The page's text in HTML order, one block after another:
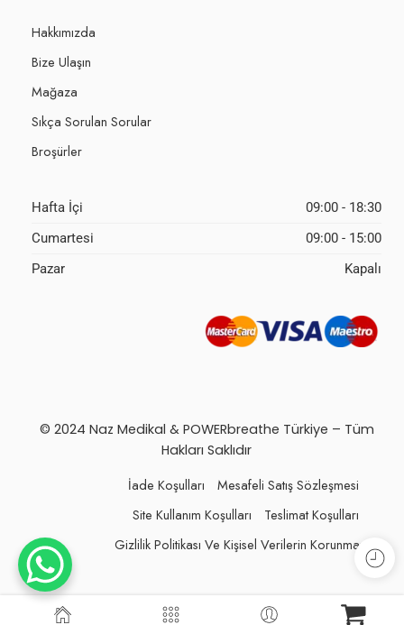
Hakkımızda
Bize Ulaşın
Mağaza
Sıkça Sorulan Sorular
Broşürler
Hafta İçi
09:00 - 18:30
Cumartesi
09:00 - 15:00
Pazar
Kapalı
© 2024 Naz Medikal & POWERbreathe Türkiye – Tüm
Hakları Saklıdır
İade Koşulları
Mesafeli Satış Sözleşmesi
Site Kullanım Koşulları
Teslimat Koşulları
Gizlilik Politikası Ve Kişisel Verilerin Korunması